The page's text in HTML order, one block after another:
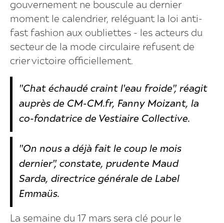
gouvernement ne bouscule au dernier
moment le calendrier, reléguant la loi anti-
fast fashion aux oubliettes - les acteurs du
secteur de la mode circulaire refusent de
crier victoire officiellement.
"Chat échaudé craint l'eau froide", réagit
auprès de CM-CM.fr, Fanny Moizant, la
co-fondatrice de Vestiaire Collective.
"On nous a déjà fait le coup le mois
dernier", constate, prudente Maud
Sarda, directrice générale de Label
Emmaüs.
La semaine du 17 mars sera clé pour le